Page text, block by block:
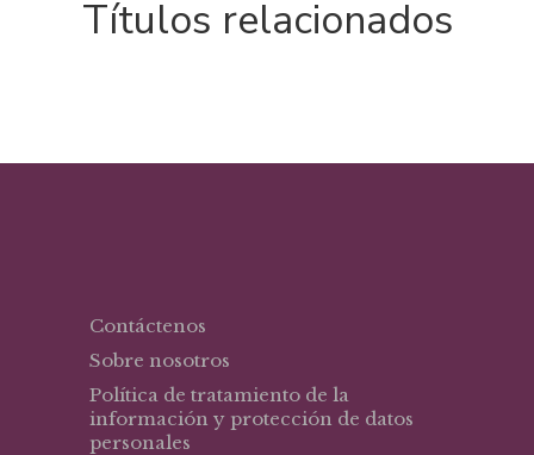
Títulos relacionados
Contáctenos
Sobre nosotros
Política de tratamiento de la
información y protección de datos
personales